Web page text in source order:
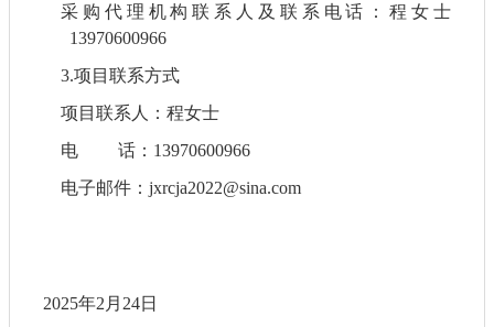
采购代理机构联系人及联系电话：程女士
13970600966
3.项目联系方式
项目联系人：程女士
电
话： 13970600966
电子邮件： jxrcja2022@sina.com
2025年2月24日